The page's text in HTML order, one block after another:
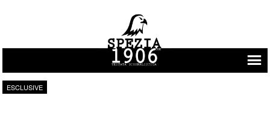
Vai al contenuto
ESCLUSIVE